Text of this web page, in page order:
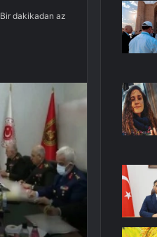
Bir dakikadan az